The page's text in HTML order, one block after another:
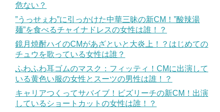
危ない？
”うっせぇわ”に引っかけた中華三昧の新CM！”酸辣湯
麺”を食べるチャイナドレスの女性は誰！？
鏡月焼酎ハイのCMがあざといと大炎上！？はじめての
チュウを歌っている女性は誰？
ふわふわ耳ゴムのマスク：フィッティ！CMに出演して
いる黄色い服の女性とスーツの男性は誰！？
キャリアつくってサバイブ！ビズリーチの新CM！出演
しているショートカットの女性は誰！？